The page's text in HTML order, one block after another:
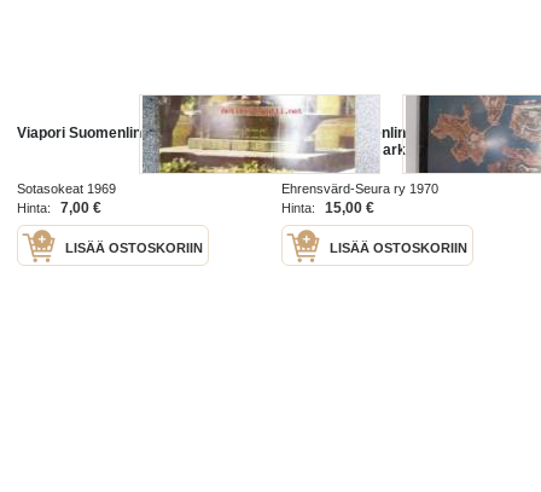
Viapori Suomenlinna
Sotasokeat 1969
Hinta:
7,00 €
LISÄÄ OSTOSKORIIN
Viapori Suomenlinna Sveaborg -
Suomenlinnan arkkitehtuuria 1970
Ehrensvärd-Seura ry 1970
Hinta:
15,00 €
LISÄÄ OSTOSKORIIN